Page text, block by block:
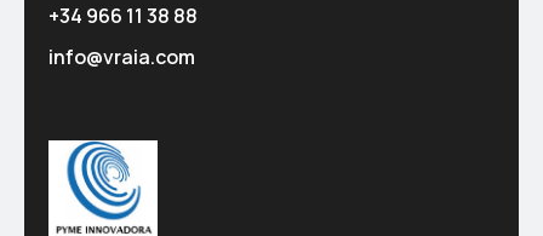
+34 966 11 38 88
info@vraia.com